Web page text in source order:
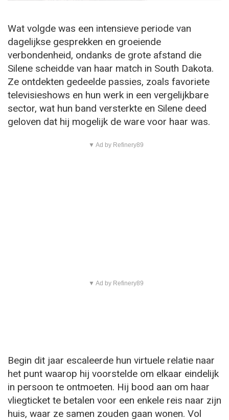
Wat volgde was een intensieve periode van
dagelijkse gesprekken en groeiende
verbondenheid, ondanks de grote afstand die
Silene scheidde van haar match in South Dakota.
Ze ontdekten gedeelde passies, zoals favoriete
televisieshows en hun werk in een vergelijkbare
sector, wat hun band versterkte en Silene deed
geloven dat hij mogelijk de ware voor haar was.
▼ Ad by Refinery89
▼ Ad by Refinery89
Begin dit jaar escaleerde hun virtuele relatie naar
het punt waarop hij voorstelde om elkaar eindelijk
in persoon te ontmoeten. Hij bood aan om haar
vliegticket te betalen voor een enkele reis naar zijn
huis, waar ze samen zouden gaan wonen. Vol